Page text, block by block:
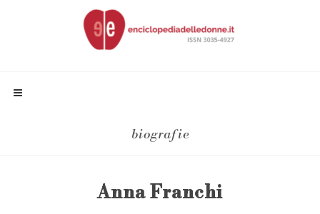
biografie
Anna Franchi